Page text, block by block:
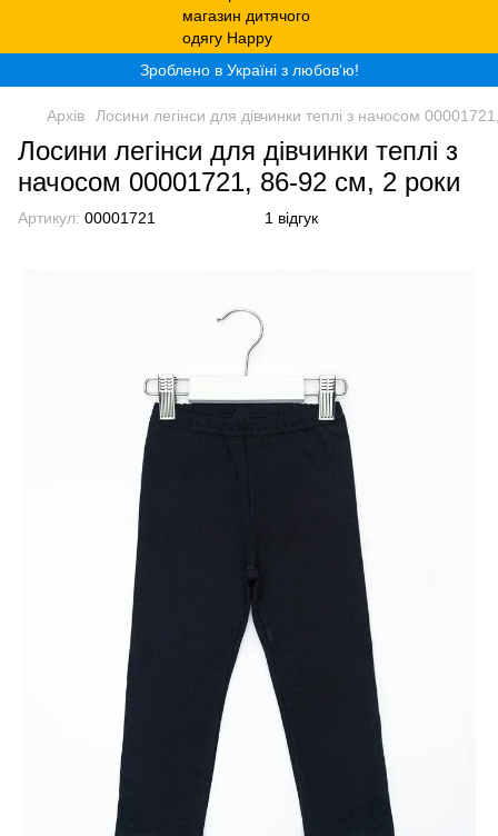
Зроблено в Україні з любов‘ю!
Архів Лосини легінси для дівчинки теплі з начосом
Лосини легінси для дівчинки теплі з
начосом 00001721, 86-92 см, 2 роки
Артикул: 00001721 1 відгук